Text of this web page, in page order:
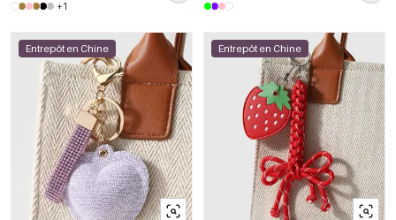
+1
Entrepôt en Chine Entrepôt en Chine